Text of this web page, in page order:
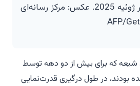
وابسته به حوثی‌ها در ژوئیه 2025. عکس: مرکز رسانه‌ای
شیعه که برای بیش از دو دهه توسط
بودند، در طول درگیری قدرت‌نمایی